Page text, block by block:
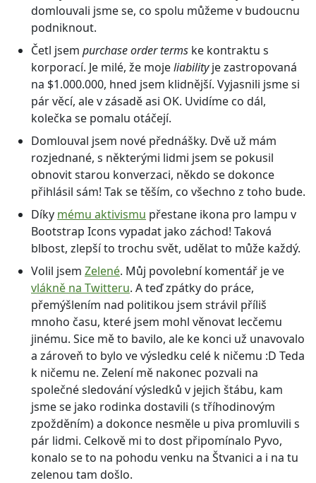
domlouvali jsme se, co spolu můžeme v budoucnu
podniknout.
Četl jsem purchase order terms ke kontraktu s
korporací. Je milé, že mojeliabilityje zastropovaná
na $1.000.000, hned jsem klidnější. Vyjasnili jsme si
pár věcí, ale v zásadě asi OK. Uvidíme co dál,
kolečka se pomalu otáčejí.
Domlouval jsem nové přednášky. Dvě už mám
rozjednané, s některými lidmi jsem se pokusil
obnovit starou konverzaci, někdo se dokonce
přihlásil sám! Tak se těším, co všechno z toho bude.
Díky mému aktivismu přestane ikona pro lampu v
Bootstrap Icons vypadat jako záchod! Taková
blbost, zlepší to trochu svět, udělat to může každý.
Volil jsem Zelené. Můj povolební komentář je ve
vlákně na Twitteru. A teď zpátky do práce,
přemýšlením nad politikou jsem strávil příliš
mnoho času, které jsem mohl věnovat lecčemu
jinému. Sice mě to bavilo, ale ke konci už unavovalo
a zároveň to bylo ve výsledku celé k ničemu :D Teda
k ničemu ne. Zelení mě nakonec pozvali na
společné sledování výsledků v jejich štábu, kam
jsme se jako rodinka dostavili (s tříhodinovým
zpožděním) a dokonce nesměle u piva promluvili s
pár lidmi. Celkově mi to dost připomínalo Pyvo,
konalo se to na pohodu venku na Štvanici a i na tu
zelenou tam došlo.